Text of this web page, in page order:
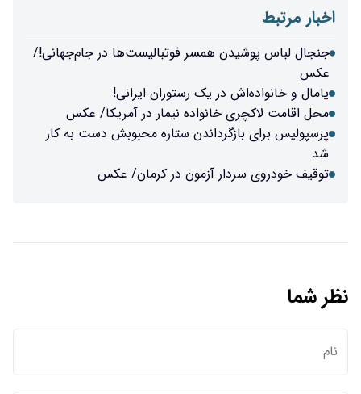
اخبار مرتبط
جنجال لباس پوشیدن همسر فوتبالیست‌ها در جام‌جهانی!/
عکس
یامال و خانواده‌اش در یک رستوران ایرانی!
محل اقامت لاکچری خانواده نیمار در آمریکا/ عکس
پرسپولیس برای بازگرداندن ستاره محبوبش دست به کار
شد
توقیف خودروی سردار آزمون در کرمان/ عکس
نظر شما